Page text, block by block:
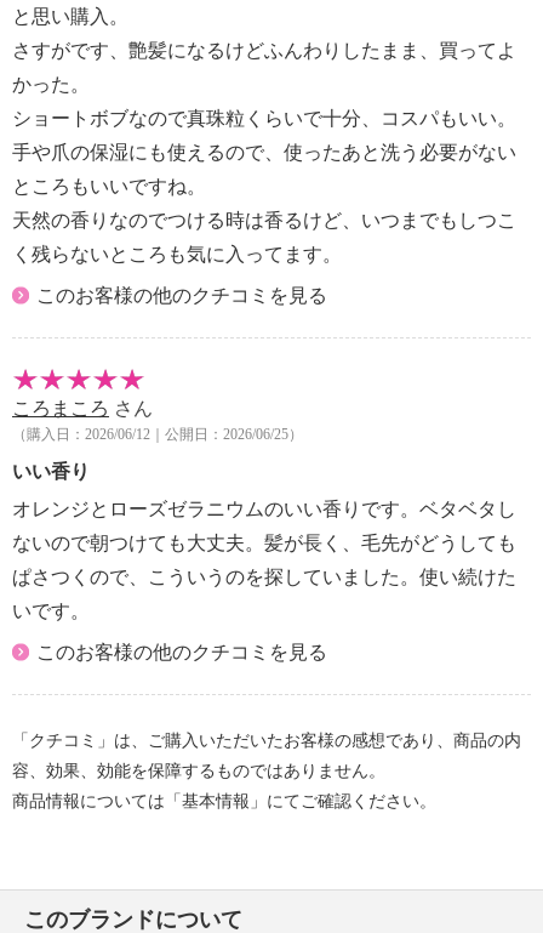
と思い購入。
さすがです、艶髪になるけどふんわりしたまま、買ってよ
かった。
ショートボブなので真珠粒くらいで十分、コスパもいい。
手や爪の保湿にも使えるので、使ったあと洗う必要がない
ところもいいですね。
天然の香りなのでつける時は香るけど、いつまでもしつこ
く残らないところも気に入ってます。
このお客様の他のクチコミを見る
ころまころ さん
（購入日：2026/06/12｜公開日：2026/06/25）
いい香り
オレンジとローズゼラニウムのいい香りです。ベタベタし
ないので朝つけても大丈夫。髪が長く、毛先がどうしても
ぱさつくので、こういうのを探していました。使い続けた
いです。
このお客様の他のクチコミを見る
「クチコミ」は、ご購入いただいたお客様の感想であり、商品の内
容、効果、効能を保障するものではありません。
商品情報については「基本情報」にてご確認ください。
このブランドについて